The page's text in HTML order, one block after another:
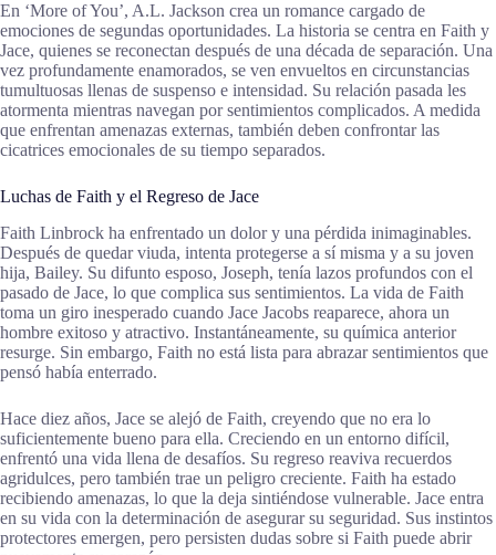
En ‘More of You’, A.L. Jackson crea un romance cargado de
emociones de segundas oportunidades. La historia se centra en Faith y
Jace, quienes se reconectan después de una década de separación. Una
vez profundamente enamorados, se ven envueltos en circunstancias
tumultuosas llenas de suspenso e intensidad. Su relación pasada les
atormenta mientras navegan por sentimientos complicados. A medida
que enfrentan amenazas externas, también deben confrontar las
cicatrices emocionales de su tiempo separados.
Luchas de Faith y el Regreso de Jace
Faith Linbrock ha enfrentado un dolor y una pérdida inimaginables.
Después de quedar viuda, intenta protegerse a sí misma y a su joven
hija, Bailey. Su difunto esposo, Joseph, tenía lazos profundos con el
pasado de Jace, lo que complica sus sentimientos. La vida de Faith
toma un giro inesperado cuando Jace Jacobs reaparece, ahora un
hombre exitoso y atractivo. Instantáneamente, su química anterior
resurge. Sin embargo, Faith no está lista para abrazar sentimientos que
pensó había enterrado.
Hace diez años, Jace se alejó de Faith, creyendo que no era lo
suficientemente bueno para ella. Creciendo en un entorno difícil,
enfrentó una vida llena de desafíos. Su regreso reaviva recuerdos
agridulces, pero también trae un peligro creciente. Faith ha estado
recibiendo amenazas, lo que la deja sintiéndose vulnerable. Jace entra
en su vida con la determinación de asegurar su seguridad. Sus instintos
protectores emergen, pero persisten dudas sobre si Faith puede abrir